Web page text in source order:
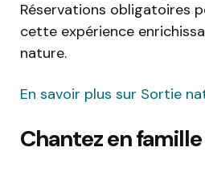
Réservations obligatoires
cette expérience
nature.
En savoir plus sur Sortie
Chantez en famille